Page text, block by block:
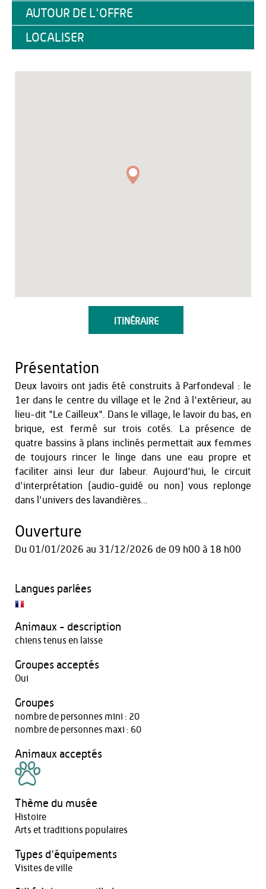
AUTOUR DE L'OFFRE
LOCALISER
ITINÉRAIRE
Présentation
Deux lavoirs ont jadis été construits à Parfondeval : le
1er dans le centre du village et le 2nd à l'extérieur, au
lieu-dit "Le Cailleux". Dans le village, le lavoir du bas, en
brique, est fermé sur trois cotés. La présence de
quatre bassins à plans inclinés permettait aux femmes
de toujours rincer le linge dans une eau propre et
faciliter ainsi leur dur labeur. Aujourd'hui, le circuit
d'interprétation (audio-guidé ou non) vous replonge
dans l'univers des lavandières...
Ouverture
Du 01/01/2026 au 31/12/2026 de 09 h00 à 18 h00
Langues parlées
Animaux - description
chiens tenus en laisse
Groupes acceptés
Oui
Groupes
nombre de personnes mini : 20
nombre de personnes maxi : 60
Animaux acceptés
Thème du musée
Histoire
Arts et traditions populaires
Types d'équipements
Visites de ville